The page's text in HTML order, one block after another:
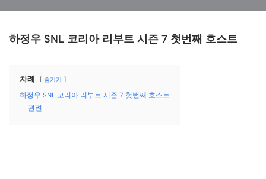
하정우 SNL 코리아 리부트 시즌 7 첫번째 호스트
차례 숨기기
하정우 SNL 코리아 리부트 시즌 7 첫번째 호스트
관련